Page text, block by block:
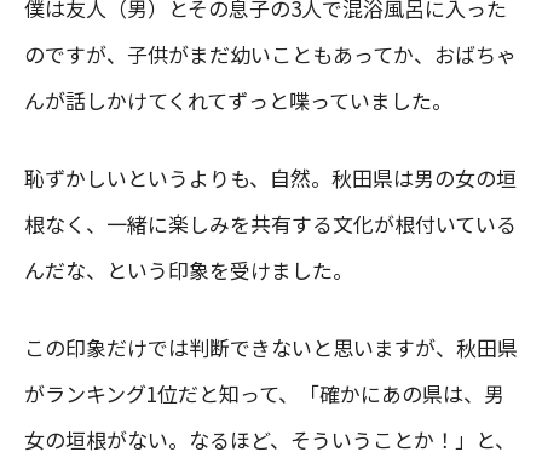
僕は友人（男）とその息子の3人で混浴風呂に入った
のですが、子供がまだ幼いこともあってか、おばちゃ
んが話しかけてくれてずっと喋っていました。
恥ずかしいというよりも、自然。秋田県は男の女の垣
根なく、一緒に楽しみを共有する文化が根付いている
んだな、という印象を受けました。
この印象だけでは判断できないと思いますが、秋田県
がランキング1位だと知って、「確かにあの県は、男
女の垣根がない。なるほど、そういうことか！」と、